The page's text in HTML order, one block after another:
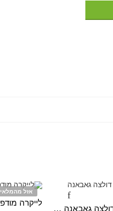
תחרה גיפיור דולצה גאבאנה צבעוני
אזל מהמלאי